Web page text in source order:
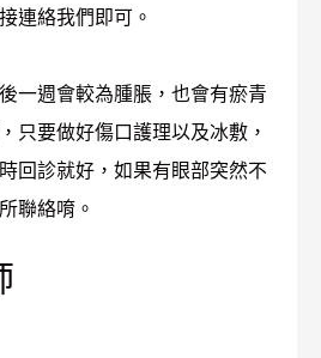
連絡我們即可。
一週會較為腫脹，也會有瘀青
只要做好傷口護理以及冰敷，
回診就好，如果有眼部突然不
聯絡唷。